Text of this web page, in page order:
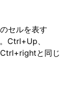
セルを表す
Ctrl+Up、
と同じ